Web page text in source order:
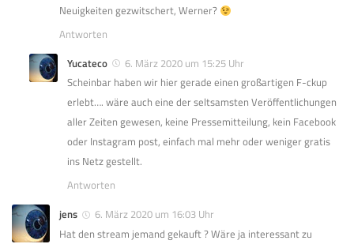
Neuigkeiten gezwitschert, Werner?
Antworten
Yucateco
6. März 2020 um 15:25 Uhr
Scheinbar haben wir hier gerade einen großartigen F-ckup
erlebt…. wäre auch eine der seltsamsten Veröffentlichungen
aller Zeiten gewesen, keine Pressemitteilung, kein Facebook
oder Instagram post, einfach mal mehr oder weniger gratis
ins Netz gestellt.
Antworten
jens
6. März 2020 um 16:03 Uhr
Hat den stream jemand gekauft ? Wäre ja interessant zu